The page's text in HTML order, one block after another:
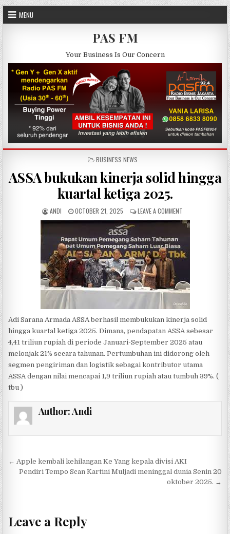
Skip to content
MENU
PAS FM
Your Business Is Our Concern
POSTED IN
BUSINESS NEWS
ASSA bukukan kinerja solid hingga
kuartal ketiga 2025.
AUTHOR:
ANDI PUBLISHED DATE:
OCTOBER 21, 2025 LEAVE A COMMENT ON ASSA
Adi Sarana Armada ASSA berhasil membukukan kinerja solid
hingga kuartal ketiga 2025. Dimana, pendapatan ASSA sebesar
4,41 triliun rupiah di periode Januari-September 2025 atau
melonjak 21% secara tahunan. Pertumbuhan ini didorong oleh
segmen pengiriman dan logistik sebagai kontributor utama
ASSA dengan nilai mencapai 1,9 triliun rupiah atau tumbuh 39%. (
tbu )
Author:Andi
Post navigation
← Apple kembali kehilangan Ke Yang kepala divisi AKI
Pendiri Tempo Scan Kartini Muljadi meninggal dunia Senin 20
oktober 2025. →
Leave a Reply